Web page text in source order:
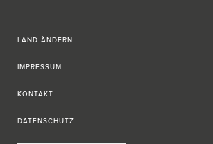
LAND ÄNDERN
IMPRESSUM
KONTAKT
DATENSCHUTZ